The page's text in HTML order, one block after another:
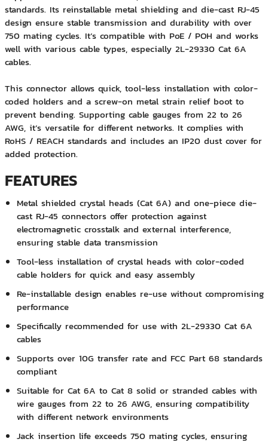
standards. Its reinstallable metal shielding and die-cast RJ-45
design ensure stable transmission and durability with over
750 mating cycles. It’s compatible with PoE / POH and works
well with various cable types, especially 2L-29330Cat 6A
cables.
This connector allows quick, tool-less installation with color-
coded holders and a screw-on metal strain relief boot to
prevent bending. Supporting cable gauges from 22 to 26
AWG, it’s versatile for different networks. It complies with
RoHS / REACH standards and includes an IP20 dust cover for
added protection.
FEATURES
Metal shielded crystal heads (Cat 6A) and one-piece die-
cast RJ-45 connectors offer protection against
electromagnetic crosstalk and external interference,
ensuring stable data transmission
Tool-less installation of crystal heads with color-coded
cable holders for quick and easy assembly
Re-installable design enables re-use without compromising
performance
Specifically recommended for use with 2L-29330 Cat 6A
cables
Supports over 10G transfer rate and FCC Part 68 standards
compliant
Suitable for Cat 6A to Cat 8 solid or stranded cables with
wire gauges from 22 to 26 AWG, ensuring compatibility
with different network environments
Jack insertion life exceeds 750 mating cycles, ensuring